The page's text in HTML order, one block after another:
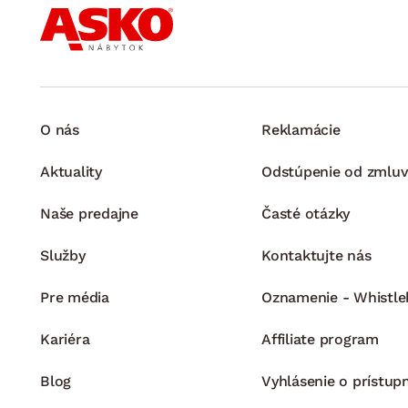
O nás
Aktuality
Naše predajne
Služby
Pre média
Kariéra
Blog
Reklamácie
Odstúpenie od
Časté otázky
Kontaktujte nás
Oznamenie -
Affiliate program
Vyhlásenie o